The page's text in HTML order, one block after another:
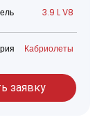
3.9 L V8
Кабриолеты
заявку